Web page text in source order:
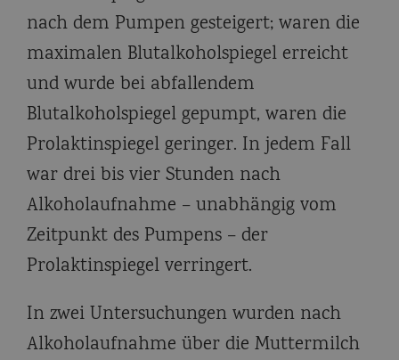
nach dem Pumpen gesteigert; waren die
maximalen Blutalkoholspiegel erreicht
und wurde bei abfallendem
Blutalkoholspiegel gepumpt, waren die
Prolaktinspiegel geringer. In jedem Fall
war drei bis vier Stunden nach
Alkoholaufnahme – unabhängig vom
Zeitpunkt des Pumpens – der
Prolaktinspiegel verringert.
In zwei Untersuchungen wurden nach
Alkoholaufnahme über die Muttermilch